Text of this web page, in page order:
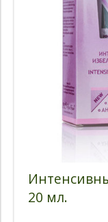
20 мл.